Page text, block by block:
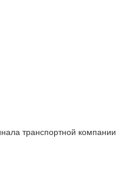
транспортной компании